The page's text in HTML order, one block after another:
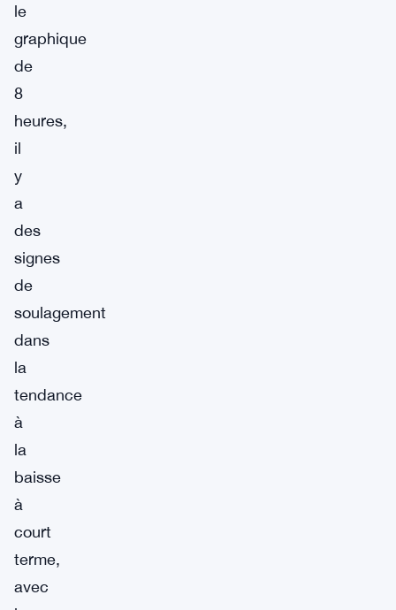
le
graphique
de
8
heures,
il
y
a
des
signes
de
soulagement
dans
la
tendance
à
la
baisse
à
court
terme,
avec